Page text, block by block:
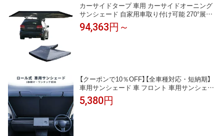
カーサイドタープ 車用 カーサイドオーニング
サンシェード 自家用車取り付け可能 270°展開
カーサイドタープ 軽自動車タープ 車サイド
94,363円～
【クーポンで10％OFF】【全車種対応・短納期】
車用サンシェード 車 フロント 車用サンシェー
ドロール式 サンシェード 車 フロントロール式
ワンタッチ 自動伸縮 幅調整可能 吸盤 ポール
5,380円